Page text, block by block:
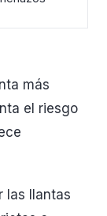
más
el riesgo
las llantas